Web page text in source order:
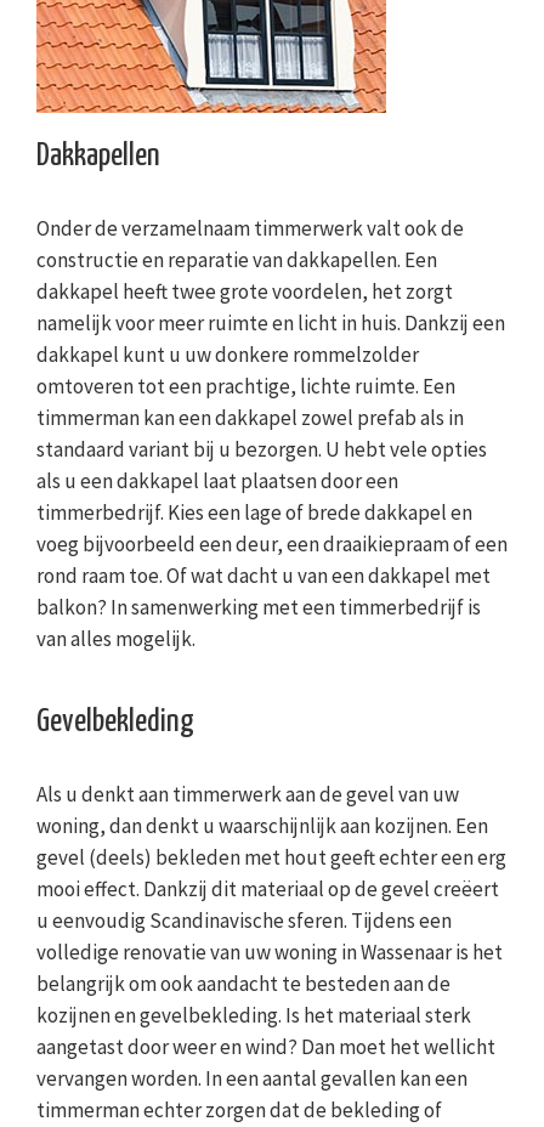
Dakkapellen
Onder de verzamelnaam timmerwerk valt ook de
constructie en reparatie van dakkapellen. Een
dakkapel heeft twee grote voordelen, het zorgt
namelijk voor meer ruimte en licht in huis. Dankzij een
dakkapel kunt u uw donkere rommelzolder
omtoveren tot een prachtige, lichte ruimte. Een
timmerman kan een dakkapel zowel prefab als in
standaard variant bij u bezorgen. U hebt vele opties
als u een dakkapel laat plaatsen door een
timmerbedrijf. Kies een lage of brede dakkapel en
voeg bijvoorbeeld een deur, een draaikiepraam of een
rond raam toe. Of wat dacht u van een dakkapel met
balkon? In samenwerking met een timmerbedrijf is
van alles mogelijk.
Gevelbekleding
Als u denkt aan timmerwerk aan de gevel van uw
woning, dan denkt u waarschijnlijk aan kozijnen. Een
gevel (deels) bekleden met hout geeft echter een erg
mooi effect. Dankzij dit materiaal op de gevel creëert
u eenvoudig Scandinavische sferen. Tijdens een
volledige renovatie van uw woning in Wassenaar is het
belangrijk om ook aandacht te besteden aan de
kozijnen en gevelbekleding. Is het materiaal sterk
aangetast door weer en wind? Dan moet het wellicht
vervangen worden. In een aantal gevallen kan een
timmerman echter zorgen dat de bekleding of